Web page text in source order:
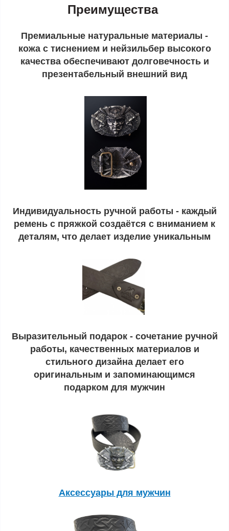
Преимущества
Премиальные натуральные материалы -
кожа с тиснением и нейзильбер высокого
качества обеспечивают долговечность и
презентабельный внешний вид
Индивидуальность ручной работы - каждый
ремень с пряжкой создаётся с вниманием к
деталям, что делает изделие уникальным
Выразительный подарок - сочетание ручной
работы, качественных материалов и
стильного дизайна делает его
оригинальным и запоминающимся
подарком для мужчин
Аксессуары для мужчин